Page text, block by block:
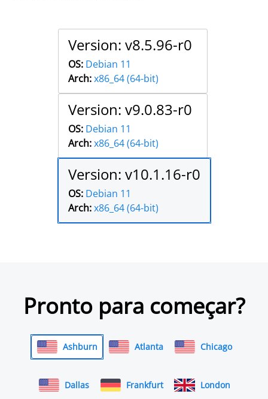
Version: v8.5.96-r0
OS: Debian 11
Arch: x86_64 (64-bit)
Version: v9.0.83-r0
OS: Debian 11
Arch: x86_64 (64-bit)
Version: v10.1.16-r0
OS: Debian 11
Arch: x86_64 (64-bit)
Pronto para começar?
Ashburn Atlanta Chicago
Dallas Frankfurt London